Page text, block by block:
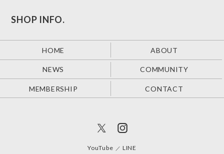
SHOP INFO.
HOME ABOUT
NEWS COMMUNITY
MEMBERSHIP CONTACT
YouTube LINE